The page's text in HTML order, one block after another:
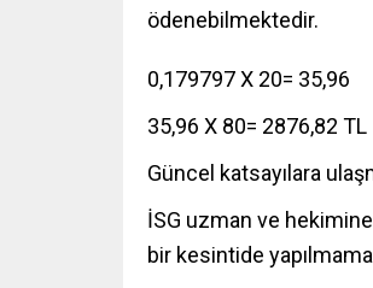
ödenebilmektedir.
0,179797 X 20= 35,96
35,96 X 80= 2876,82 TL
Güncel katsayılara
İSG uzman ve
bir kesintide